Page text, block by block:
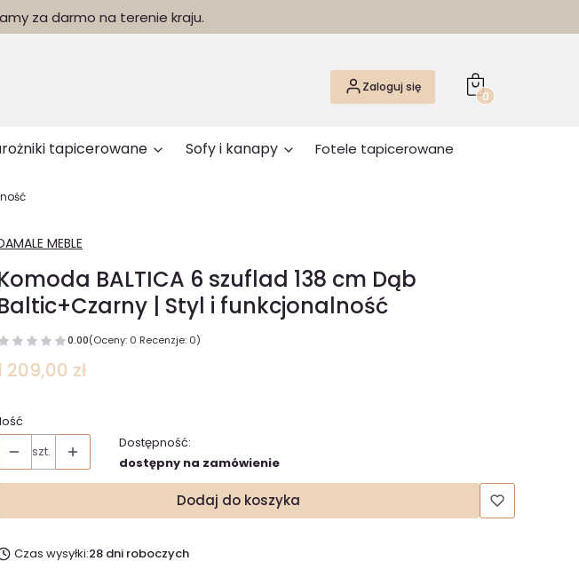
za darmo na terenie kraju.
Zaloguj się Produkty w
tapicerowane Sofy i kanapy Fotele tapicerowane
MEBLE
BALTICA 6 szuflad 138 cm Dąb
| Styl i funkcjonalność
0.00(Oceny: 0 Recenzje: 0)
209,00 zł
szt.
Dostępność:
dostępny na zamówienie
Dodaj do koszyka
Czas wysyłki:28 dni roboczych